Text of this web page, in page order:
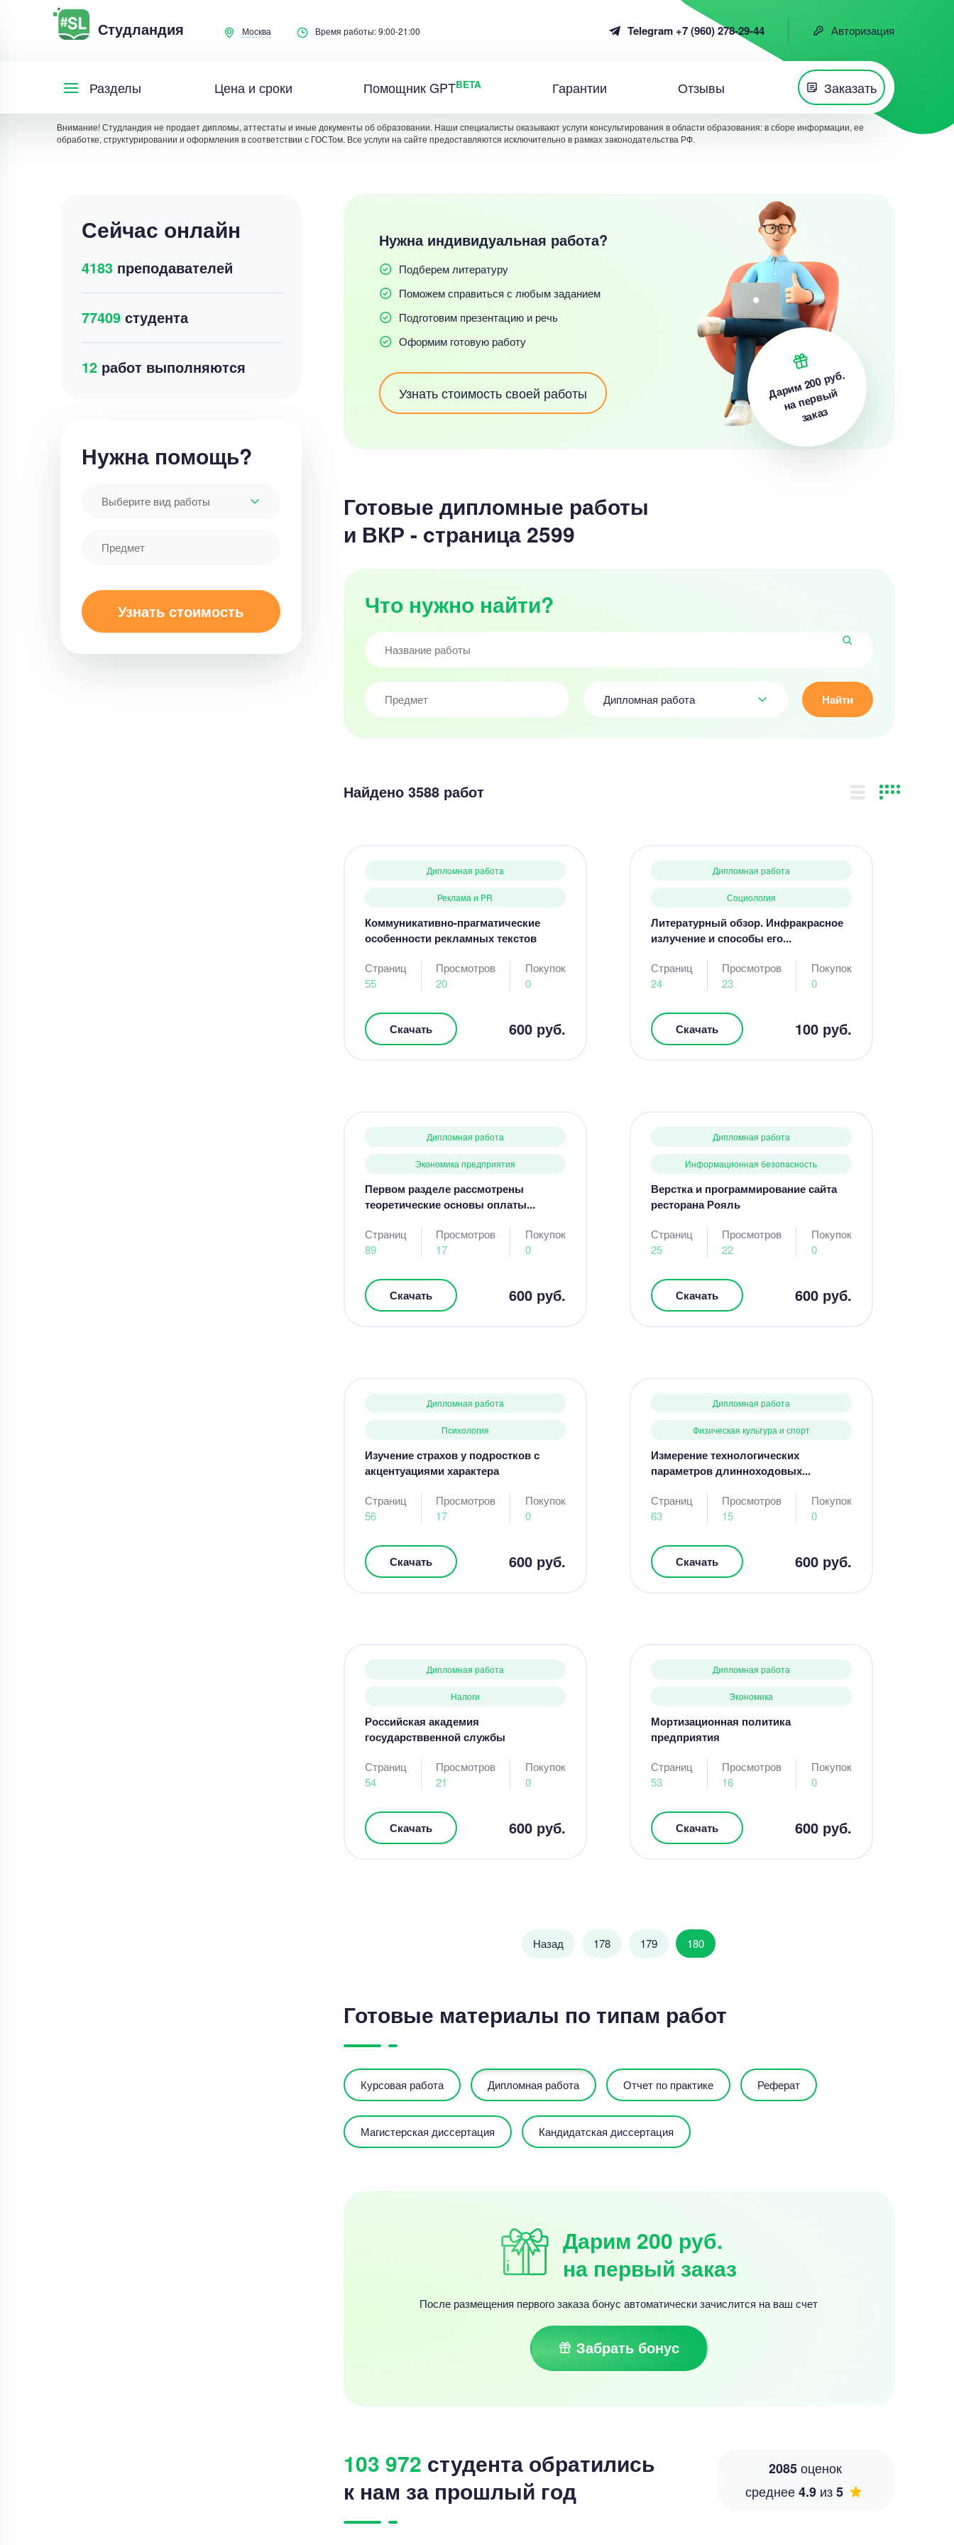
Студландия Москва Время работы: 9:00-21:00 Telegram +7 (960) 278-29-44 Авторизация
Разделы Цена и сроки Помощник GPTBETA Гарантии Отзывы Заказать
Внимание! Студландия не продает дипломы, аттестаты и иные документы об образовании. Наши специалисты оказывают услуги консультирования в области образования: в сборе информации, ее
обработке, структурировании и оформления в соответствии с ГОСТом. Все услуги на сайте предоставляются исключительно в рамках законодательства РФ.
Сейчас онлайн
4183преподавателей
77409студента
9работ выполняются
Нужна помощь?
Выберите вид работы
Узнать стоимость
Нужна индивидуальная работа?
Подберем литературу
Поможем справиться с любым заданием
Подготовим презентацию и речь
Оформим готовую работу
Узнать стоимость своей работы Дарим200 руб.
на первый
заказ
Готовые дипломные работы
и ВКР - cтраница 2599
Что нужно найти?
Дипломная работа Найти
Найдено 3588 работ
Дипломная работа
Реклама и PR
Коммуникативно-прагматические
особенности рекламных текстов
Страниц
55
Просмотров
20
Покупок
0
Скачать 600 руб.
Дипломная работа
Социология
Литературный обзор. Инфракрасное
излучение и способы его...
Страниц
24
Просмотров
23
Покупок
0
Скачать 100 руб.
Дипломная работа
Экономика предприятия
Первом разделе рассмотрены
теоретические основы оплаты...
Страниц
89
Просмотров
17
Покупок
0
Скачать 600 руб.
Дипломная работа
Информационная безопасность
Верстка и программирование сайта
ресторана Рояль
Страниц
25
Просмотров
22
Покупок
0
Скачать 600 руб.
Дипломная работа
Психология
Изучение страхов у подростков с
акцентуациями характера
Страниц
56
Просмотров
17
Покупок
0
Скачать 600 руб.
Дипломная работа
Физическая культура и спорт
Измерение технологических
параметров длинноходовых...
Страниц
63
Просмотров
15
Покупок
0
Скачать 600 руб.
Дипломная работа
Налоги
Российская академия
государстввенной службы
Страниц
54
Просмотров
21
Покупок
0
Скачать 600 руб.
Дипломная работа
Экономика
Мортизационная политика
предприятия
Страниц
53
Просмотров
16
Покупок
0
Скачать 600 руб.
Назад 178 179 180
Готовые материалы по типам работ
Курсовая работа Дипломная работа Отчет по практике Реферат
Магистерская диссертация Кандидатская диссертация
Дарим 200 руб.
на первый заказ
После размещения первого заказа бонус автоматически зачислится на ваш счет
Забрать бонус
103 972 студента обратились
к нам за прошлый год
2085оценок
среднее4.9из5